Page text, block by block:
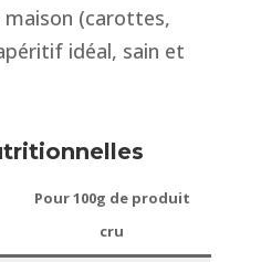
(carottes,
idéal, sain et
Pour 100g de produit
cru